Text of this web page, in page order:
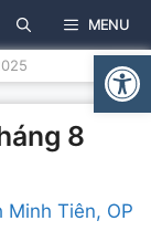
MENU
8
Tiên, OP